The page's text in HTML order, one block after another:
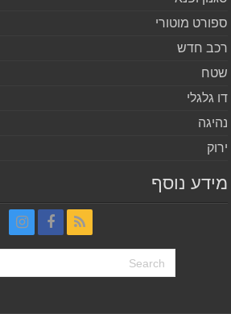
מוטורי
חדש
גלגלי
נוסף